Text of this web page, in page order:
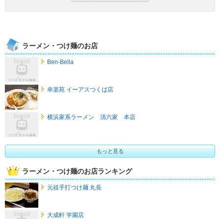
ラーメン・つけ麺のお店
Ben-Bella
幸楽苑 イーアスつくば店
横浜家系ラーメン 清六家 本店
もっと見る
ラーメン・つけ麺のお店ランキング
元祖手打つけ麺 丸長
大成軒 学園店